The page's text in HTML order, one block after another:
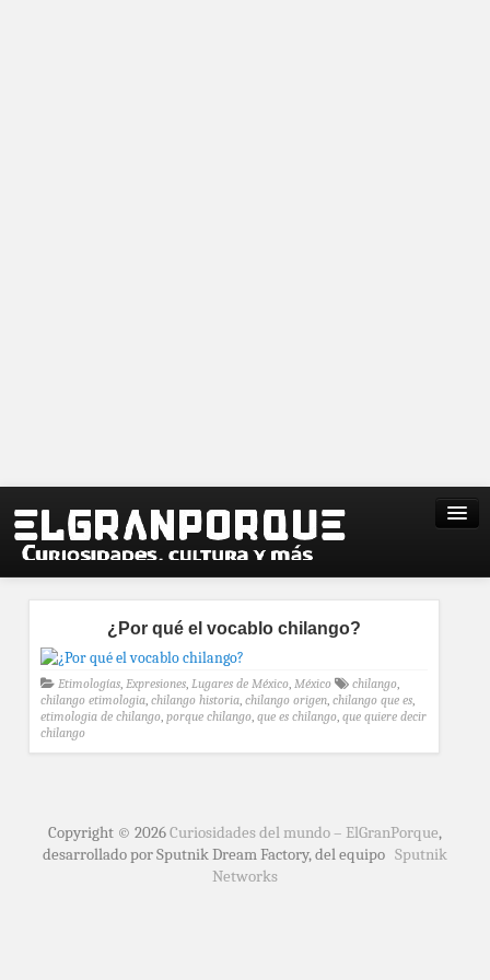
¿Por qué el vocablo chilango?
Etimologías, Expresiones, Lugares de México, México chilango,
chilango etimologia, chilango historia, chilango origen, chilango que es,
etimologia de chilango, porque chilango, que es chilango, que quiere decir
chilango
Copyright © 2026Curiosidades del mundo – ElGranPorque,
desarrollado por Sputnik Dream Factory, del equipo Sputnik
Networks